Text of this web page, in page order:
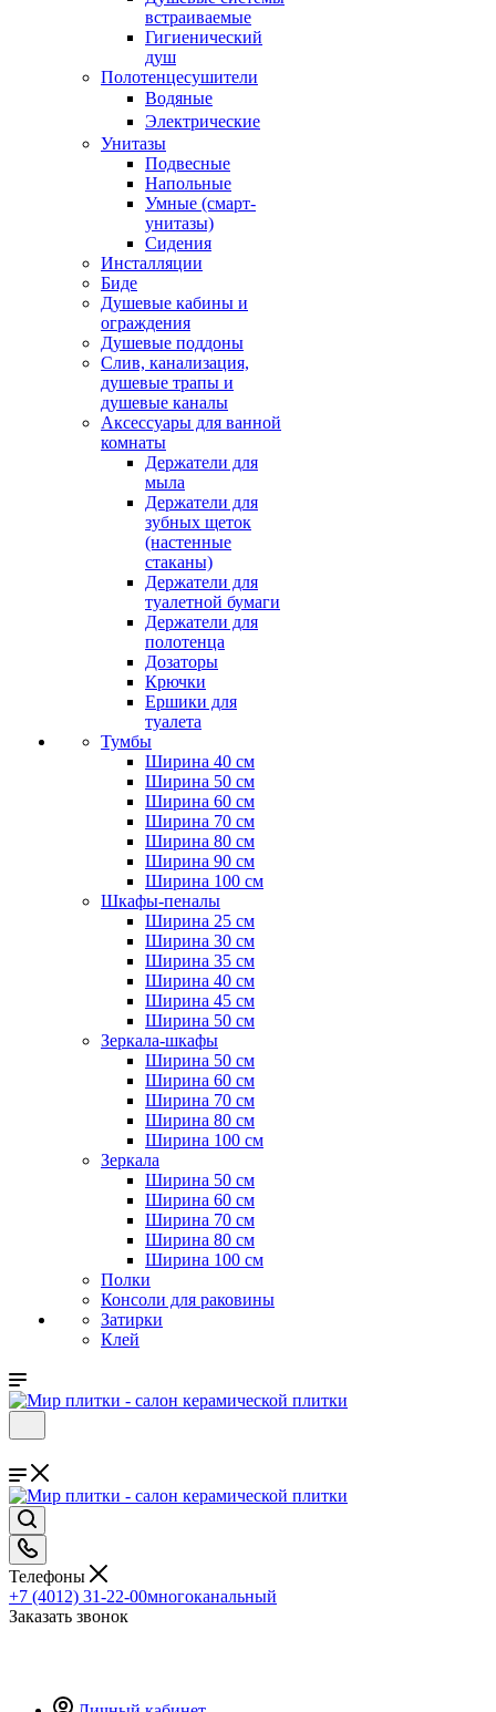
встраиваемые
Гигиенический
душ
Полотенцесушители
ㅤВодяные
ㅤЭлектрические
Унитазы
Подвесные
Напольные
Умные (смарт-
унитазы)
Сидения
Инсталляции
Биде
Душевые кабины и
ограждения
Душевые поддоны
Слив, канализация,
душевые трапы и
душевые каналы
Аксессуары для ванной
комнаты
Держатели для
мыла
Держатели для
зубных щеток
(настенные
стаканы)
Держатели для
туалетной бумаги
Держатели для
полотенца
Дозаторы
Крючки
Ершики для
туалета
Тумбы
Ширина 40 см
Ширина 50 см
Ширина 60 см
Ширина 70 см
Ширина 80 см
Ширина 90 см
Ширина 100 см
Шкафы-пеналы
Ширина 25 см
Ширина 30 см
Ширина 35 см
Ширина 40 см
Ширина 45 см
Ширина 50 см
Зеркала-шкафы
Ширина 50 см
Ширина 60 см
Ширина 70 см
Ширина 80 см
Ширина 100 см
Зеркала
Ширина 50 см
Ширина 60 см
Ширина 70 см
Ширина 80 см
Ширина 100 см
Полки
Консоли для раковины
Затирки
Клей
Телефоны
+7 (4012) 31-22-00многоканальный
Заказать звонок